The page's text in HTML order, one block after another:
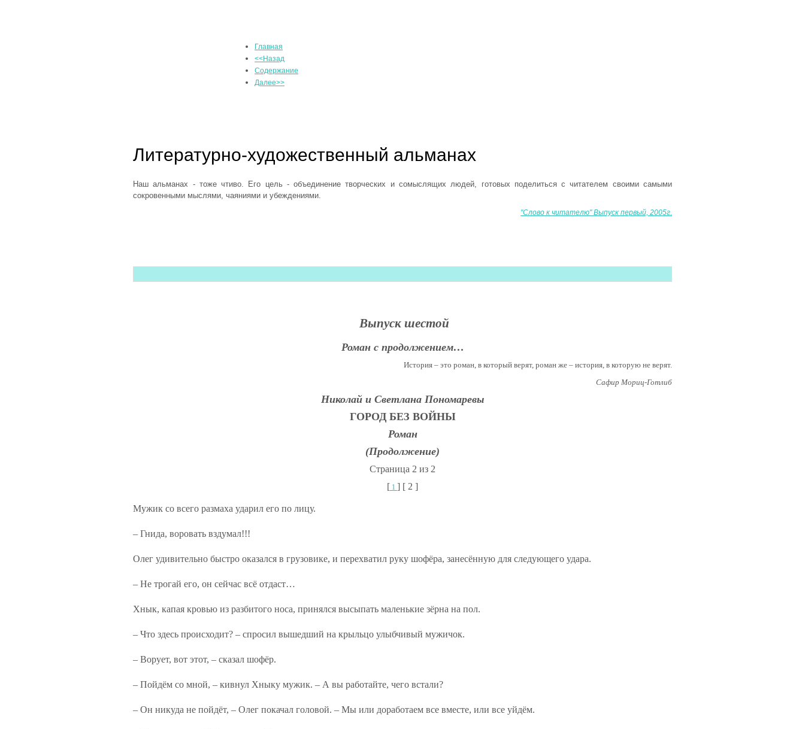
Главная
<<Назад
Содержание
Далее>>
Литературно-художественный альманах
Наш альманах - тоже чтиво. Его цель - объединение творческих и сомыслящих людей, готовых поделиться с читателем своими самыми
сокровенными мыслями, чаяниями и убеждениями.
"Слово к читателю" Выпуск первый, 2005г.
Выпуск шестой
Роман с продолжением…
История – это роман, в который верят, роман же – история, в которую не верят.
Сафир Мориц-Готлиб
Николай и Светлана Пономаревы
ГОРОД БЕЗ ВОЙНЫ
Роман
(Продолжение)
Страница 2 из 2
[ 1 ] [ 2 ]
Мужик со всего размаха ударил его по лицу.
– Гнида, воровать вздумал!!!
Олег удивительно быстро оказался в грузовике, и перехватил руку шофёра, занесённую для следующего удара.
– Не трогай его, он сейчас всё отдаст…
Хнык, капая кровью из разбитого носа, принялся высыпать маленькие зёрна на пол.
– Что здесь происходит? – спросил вышедший на крыльцо улыбчивый мужичок.
– Ворует, вот этот, – сказал шофёр.
– Пойдём со мной, – кивнул Хныку мужик. – А вы работайте, чего встали?
– Он никуда не пойдёт, – Олег покачал головой. – Мы или доработаем все вместе, или все уйдём.